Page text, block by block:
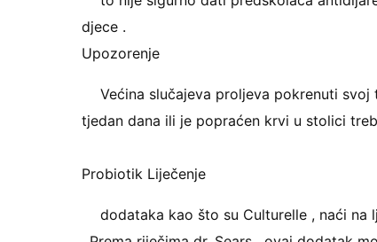
djece .
Upozorenje
Većina slučajeva proljeva pokrenuti
tjedan dana ili je popraćen krvi u stolici
Probiotik Liječenje
dodataka kao što su Culturelle , naći na